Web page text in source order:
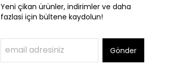
Yeni çikan ürünler, indirimler ve daha
fazlasi için bültene kaydolun!
Gönder